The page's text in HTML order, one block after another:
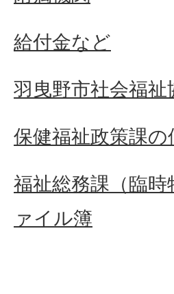
給付金など
羽曳野市社会福
保健福祉政策課
福祉総務課（臨
ァイル簿